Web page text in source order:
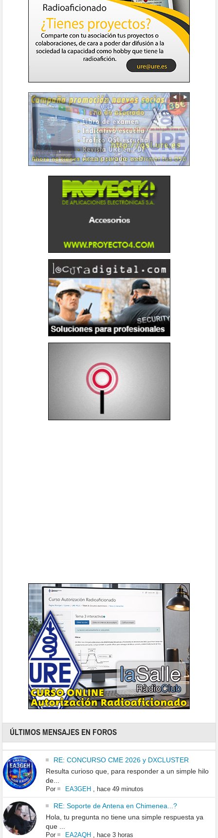
ÚLTIMOS MENSAJES EN FOROS
RE: CONCURSO CME 2026 y DXCLUSTER
Resulta curioso que, para responder a un simple hilo
de...
Por EA3GEH, hace 49 minutos
RE: Soporte de Antena en Chimenea...?
Hola, tu pregunta no tiene una simple respuesta ya
que ...
Por EA2AQH, hace 3 horas